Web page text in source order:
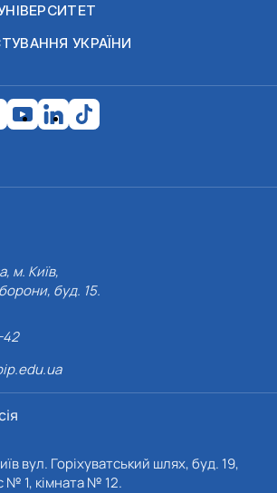
УКРАЇНИ
м. Київ,
буд. 15.
вул. Горіхуватський шлях, буд. 19,
№ 1, кімната № 12.